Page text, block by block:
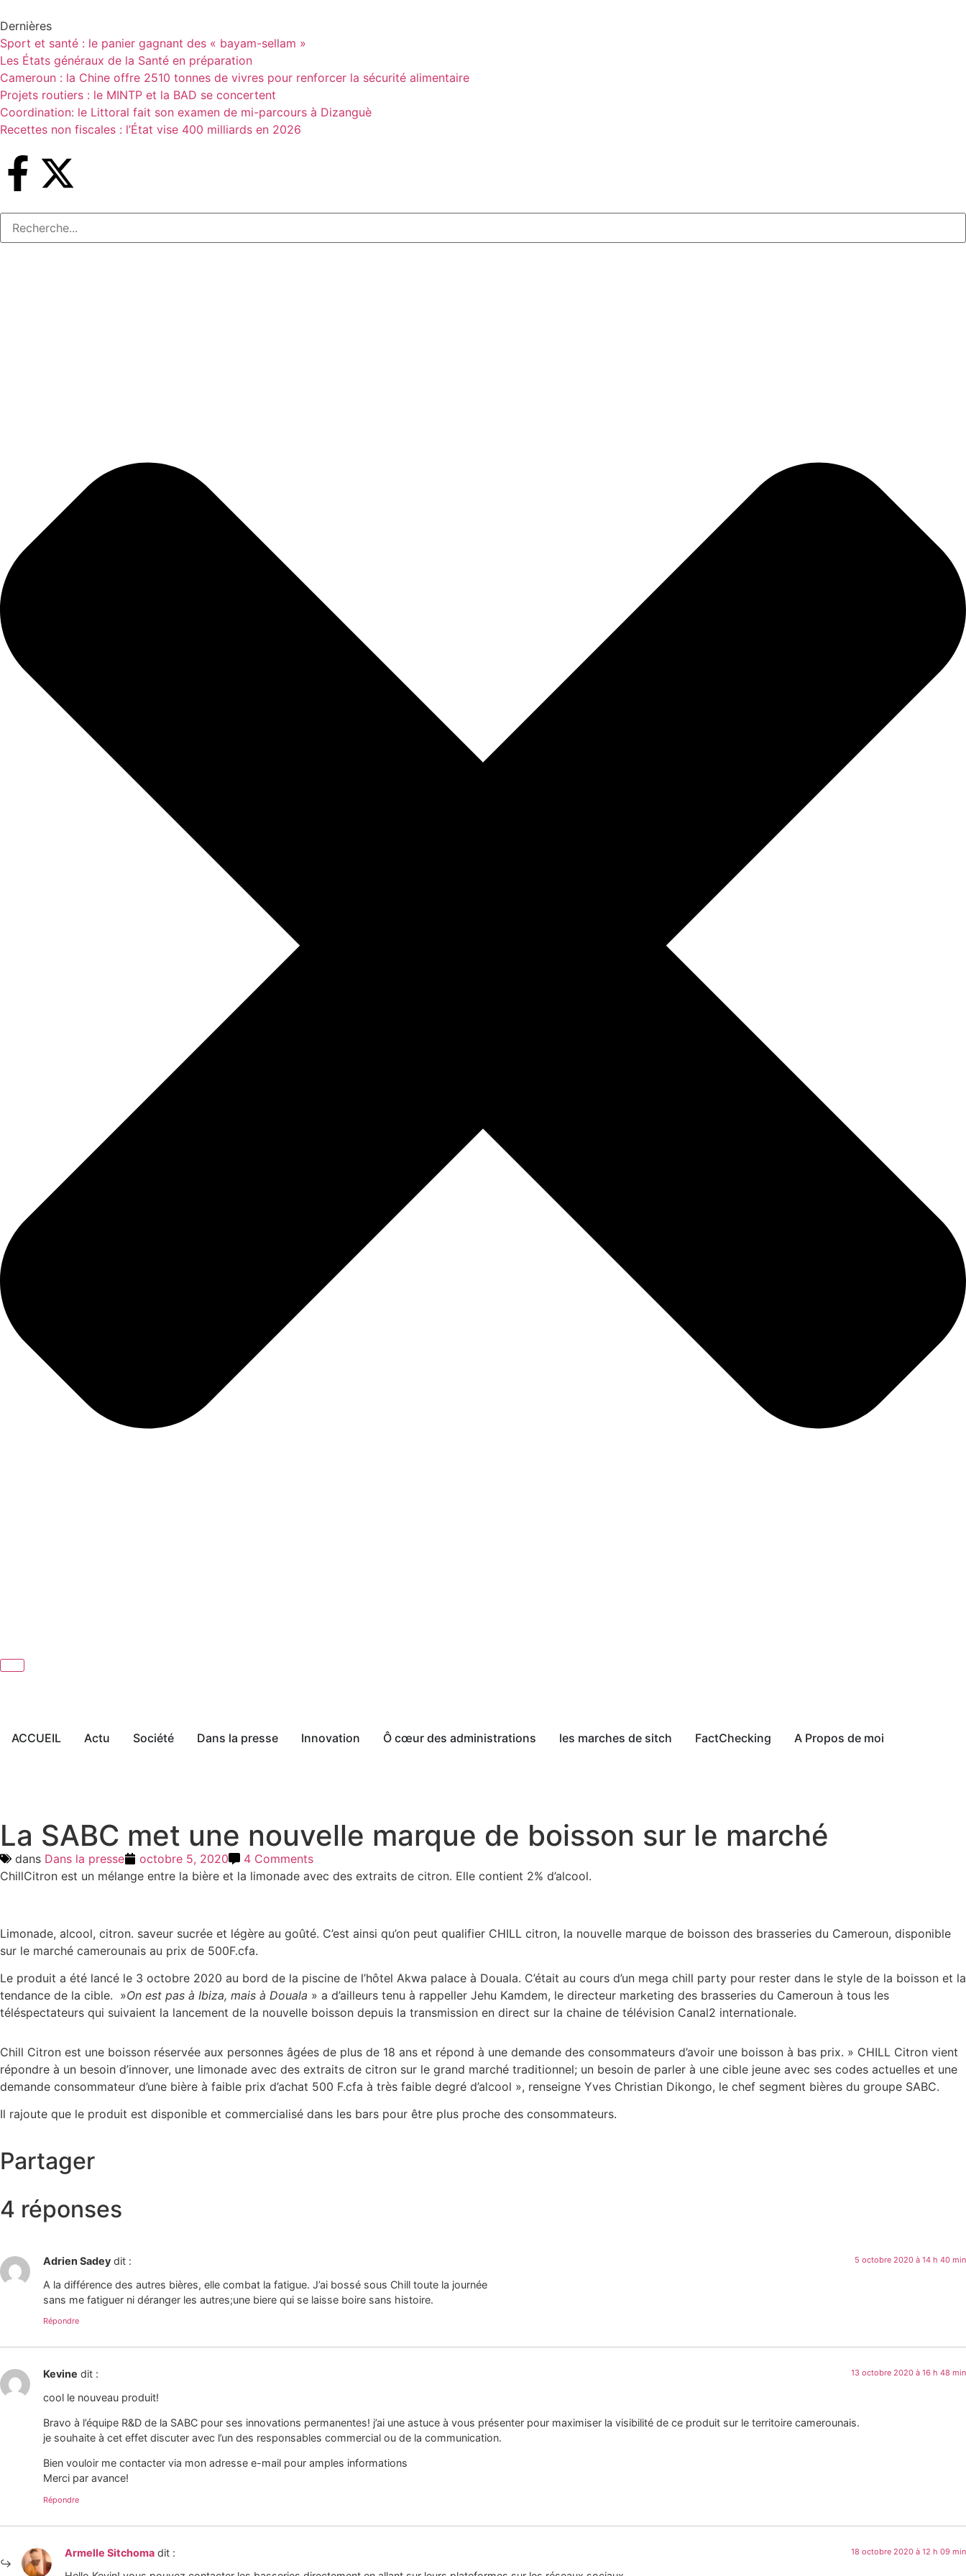
Dernières
Sport et santé : le panier gagnant des « bayam-sellam »
Les États généraux de la Santé en préparation
Cameroun : la Chine offre 2510 tonnes de vivres pour renforcer la sécurité alimentaire
Projets routiers : le MINTP et la BAD se concertent
Coordination: le Littoral fait son examen de mi-parcours à Dizanguè
Recettes non fiscales : l’État vise 400 milliards en 2026
ACCUEIL Actu Société Dans la presse Innovation Ô cœur des administrations les marches de sitch FactChecking A Propos de moi
La SABC met une nouvelle marque de boisson sur le marché
dans Dans la presse octobre 5, 2020
4 Comments
ChillCitron est un mélange entre la bière et la limonade avec des extraits de citron. Elle contient 2% d’alcool.
Limonade, alcool, citron. saveur sucrée et légère au goûté. C’est ainsi qu’on peut qualifier CHILL citron, la nouvelle marque de boisson des brasseries du Cameroun, disponible
sur le marché camerounais au prix de 500F.cfa.
Le produit a été lancé le 3 octobre 2020 au bord de la piscine de l’hôtel Akwa palace à Douala. C’était au cours d’un mega chill party pour rester dans le style de la boisson et la
tendance de la cible. »On est pas à Ibiza, mais à Douala » a d’ailleurs tenu à rappeller Jehu Kamdem, le directeur marketing des brasseries du Cameroun à tous les
téléspectateurs qui suivaient la lancement de la nouvelle boisson depuis la transmission en direct sur la chaine de télévision Canal2 internationale.
Chill Citron est une boisson réservée aux personnes âgées de plus de 18 ans et répond à une demande des consommateurs d’avoir une boisson à bas prix. » CHILL Citron vient
répondre à un besoin d’innover, une limonade avec des extraits de citron sur le grand marché traditionnel; un besoin de parler à une cible jeune avec ses codes actuelles et une
demande consommateur d’une bière à faible prix d’achat 500 F.cfa à très faible degré d’alcool », renseigne Yves Christian Dikongo, le chef segment bières du groupe SABC.
Il rajoute que le produit est disponible et commercialisé dans les bars pour être plus proche des consommateurs.
Partager
4 réponses
Adrien Sadey dit : 5 octobre 2020 à 14 h 40 min
A la différence des autres bières, elle combat la fatigue. J’ai bossé sous Chill toute la journée
sans me fatiguer ni déranger les autres;une biere qui se laisse boire sans histoire.
Répondre
Kevine dit : 13 octobre 2020 à 16 h 48 min
cool le nouveau produit!
Bravo à l’équipe R&D de la SABC pour ses innovations permanentes! j’ai une astuce à vous présenter pour maximiser la visibilité de ce produit sur le territoire camerounais.
je souhaite à cet effet discuter avec l’un des responsables commercial ou de la communication.
Bien vouloir me contacter via mon adresse e-mail pour amples informations
Merci par avance!
Répondre
Armelle Sitchoma dit : 18 octobre 2020 à 12 h 09 min